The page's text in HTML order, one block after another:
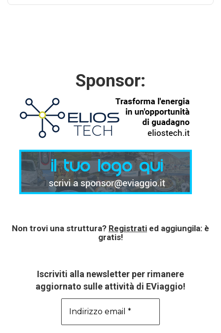
Sponsor:
Non trovi una struttura? Registrati ed aggiungila: è
gratis!
Iscriviti alla newsletter per rimanere
aggiornato sulle attività di EViaggio!